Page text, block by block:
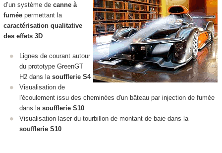
d’un système de canne à
fuméepermettant la
caractérisation qualitative
des effets 3D.
Lignes de courant autour
du prototype GreenGT
H2 dans la soufflerie S4
Visualisation de
l'écoulement issu des cheminées d'un bâteau par injection de fumée
dans la soufflerie S10
Visualisation laser du tourbillon de montant de baie dans la
soufflerie S10